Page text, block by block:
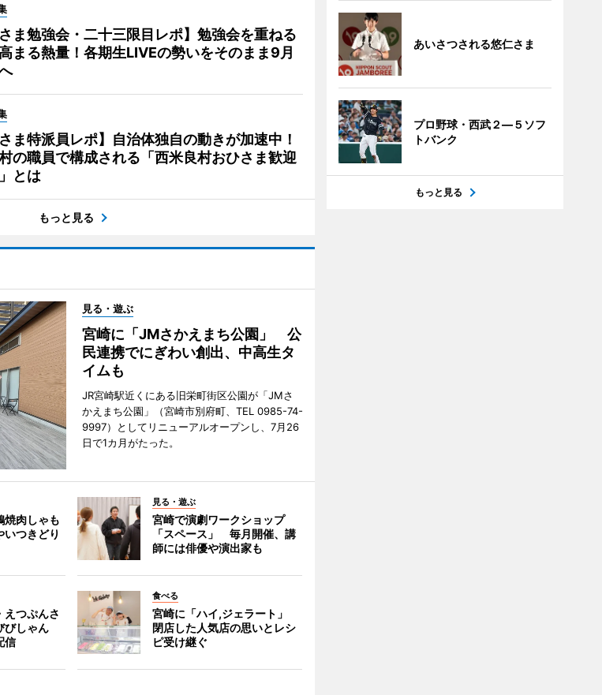
さま勉強会・二十三限目レポ】勉強会を重ねる
まる熱量！各期生LIVEの勢いをそのまま9月
さま特派員レポ】自治体独自の動きが加速中！
の職員で構成される「西米良村おひさま歓迎
とは
もっと見る
見る・遊ぶ
宮崎に「JMさかえまち公園」 公
民連携でにぎわい創出、中高生タ
イムも
JR宮崎駅近くにある旧栄町街区公園が「JMさ
かえまち公園」（宮崎市別府町、TEL 0985-74-
9997）としてリニューアルオープンし、7月26
日で1カ月がたった。
焼肉しゃも
つきどり
見る・遊ぶ
宮崎で演劇ワークショップ
「スペース」 毎月開催、講
師には俳優や演出家も
えつぷんさ
びしゃん
信
食べる
宮崎に「ハイ,ジェラート」
閉店した人気店の思いとレシ
ピ受け継ぐ
あいさつされる悠仁さま
プロ野球・西武２―５ソフ
トバンク
もっと見る